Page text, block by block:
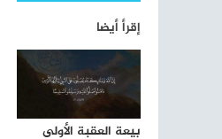
إقرأ أيضا
بيعة العقبة الأولى